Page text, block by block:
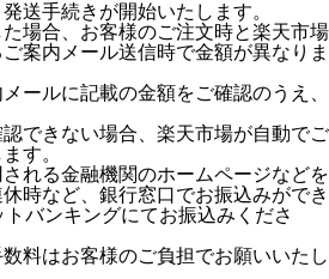
送手続きが開始いたします。
場合、お客様のご注文時と楽天市場
案内メール送信時で金額が異なりま
ールに記載の金額をご確認のうえ、
できない場合、楽天市場が自動でご
す。
れる金融機関のホームページなどを
時など、銀行窓口でお振込みができ
バンキングにてお振込みくださ
料はお客様のご負担でお願いいたし